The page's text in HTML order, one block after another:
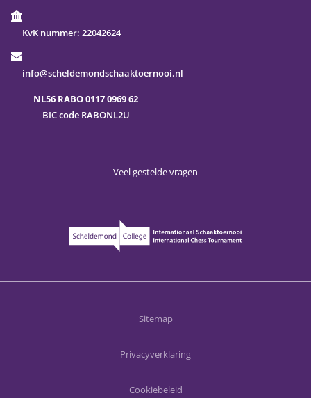
KvK nummer: 22042624
info@scheldemondschaaktoernooi.nl
NL56 RABO 0117 0969 62
BIC code RABONL2U
Veel gestelde vragen
Sitemap
Privacyverklaring
Cookiebeleid